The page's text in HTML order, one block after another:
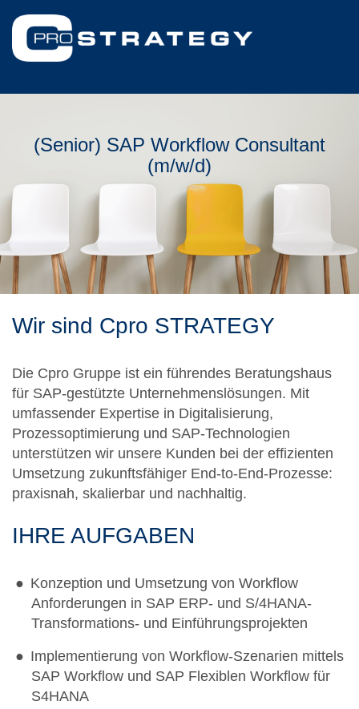
(Senior) SAP Workflow Consultant
(m/w/d)
Wir sind Cpro STRATEGY
Die Cpro Gruppe ist ein führendes Beratungshaus
für SAP-gestützte Unternehmenslösungen. Mit
umfassender Expertise in Digitalisierung,
Prozessoptimierung und SAP-Technologien
unterstützen wir unsere Kunden bei der effizienten
Umsetzung zukunftsfähiger End-to-End-Prozesse:
praxisnah, skalierbar und nachhaltig.
IHRE AUFGABEN
Konzeption und Umsetzung von Workflow
Anforderungen in SAP ERP- und S/4HANA-
Transformations- und Einführungsprojekten
Implementierung von Workflow-Szenarien mittels
SAP Workflow und SAP Flexiblen Workflow für
S4HANA